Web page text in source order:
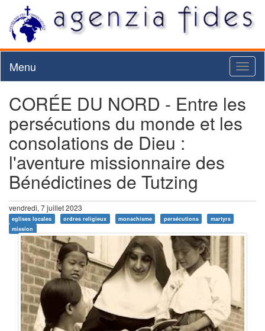
Menu
CORÉE DU NORD - Entre les
persécutions du monde et les
consolations de Dieu :
l'aventure missionnaire des
Bénédictines de Tutzing
vendredi, 7 juillet 2023
eglises locales ordres religieux monachisme persécutions
martyrs
mission